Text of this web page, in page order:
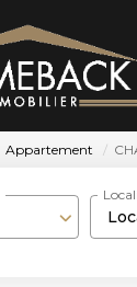
Appartement